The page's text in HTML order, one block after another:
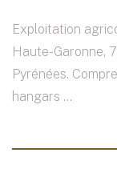
Exploitation
Haute-Garonne,
Pyrénées.
hangars ...